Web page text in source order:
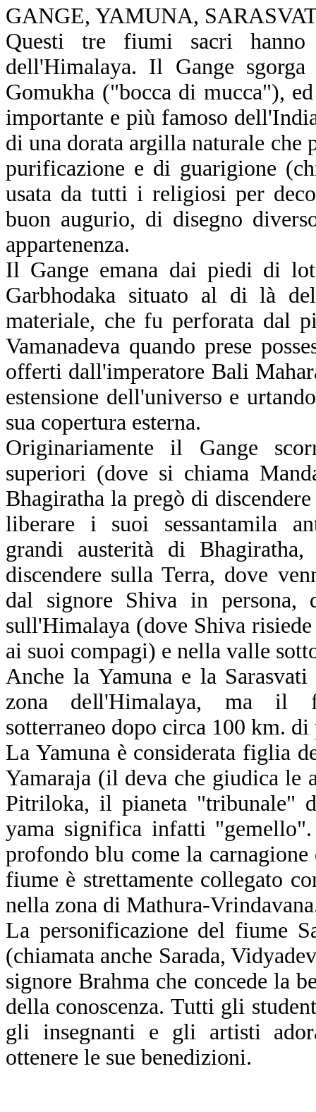
GANGE, YAMUNA,
Questi tre fiumi sacri
dell'Himalaya. Il Gange sgorga
Gomukha ("bocca di mucca"),
importante e più famoso
di una dorata argilla naturale che
purificazione e di guarigione
usata da tutti i religiosi per
buon augurio, di disegno
appartenenza.
Il Gange emana dai piedi di
Garbhodaka situato al di là
materiale, che fu perforata dal
Vamanadeva quando prese
offerti dall'imperatore Bali
estensione dell'universo e
sua copertura esterna.
Originariamente il Gange
superiori (dove si chiama
Bhagiratha la pregò di
liberare i suoi sessantamila
grandi austerità di
discendere sulla Terra, dove
dal signore Shiva in persona,
sull'Himalaya (dove Shiva
ai suoi compagi) e nella valle
Anche la Yamuna e la
zona dell'Himalaya, ma il
sotterraneo dopo circa 100 km. di
La Yamuna è considerata figlia
Yamaraja (il deva che giudica le
Pitriloka, il pianeta "tribunale"
yama significa infatti
profondo blu come la
fiume è strettamente collegato
nella zona di Mathura-
La personificazione del fiume
(chiamata anche Sarada,
signore Brahma che concede la
della conoscenza. Tutti gli
gli insegnanti e gli artisti
ottenere le sue benedizioni.